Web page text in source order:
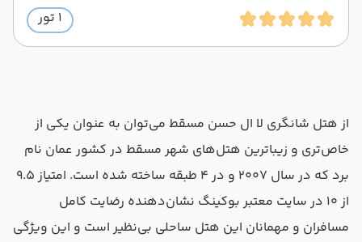
1 تور
از هتل شانگری لا ال حسن مسقط می‌توان به عنوان یکی از
خاص‌تری و زیباترین هتل‌های شهر مسقط در کشور عمان نام
برد که در سال ۲۰۰۷ و در ۴ طبقه ساخته شده است. امتیاز ۹.۵
از ۱۰ در سایت معتبر بوکینگ نشان‌دهنده رضایت کامل
مسافران و مهمانان این هتل ساحلی بی‌نظیر است و این ویژگی